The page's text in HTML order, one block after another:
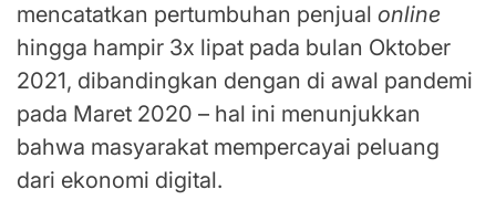
mencatatkan pertumbuhan penjual online
hingga hampir 3x lipat pada bulan Oktober
2021, dibandingkan dengan di awal pandemi
pada Maret 2020 – hal ini menunjukkan
bahwa masyarakat mempercayai peluang
dari ekonomi digital.